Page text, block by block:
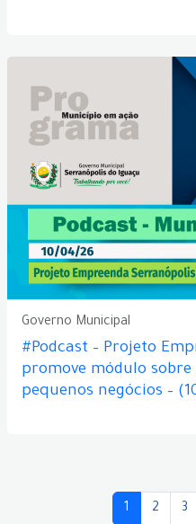
Governo Municipal
#Podcast – Projeto
promove módulo
pequenos negócios –
1 2 3